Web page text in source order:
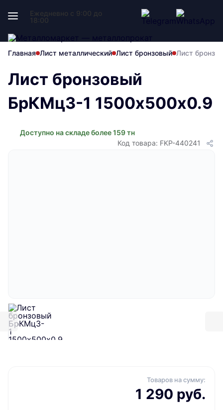
Ежедневно с 9:00 до
18:00
Главная Лист металлический Лист бронзовый Лист
Лист бронзовый
БрКМц3-1 1500х500х0.9
Доступно на складе более 159 тн
Код товара: FKP-440241
Товаров на сумму:
1 290 руб.